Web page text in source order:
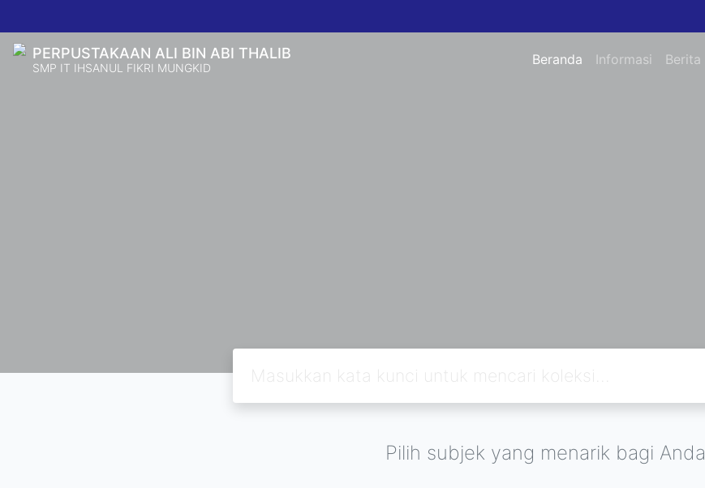
PERPUSTAKAAN ALI BIN ABI THALIB
SMP IT IHSANUL FIKRI MUNGKID Beranda Informasi Berita
Pilih subjek yang menarik bagi Anda